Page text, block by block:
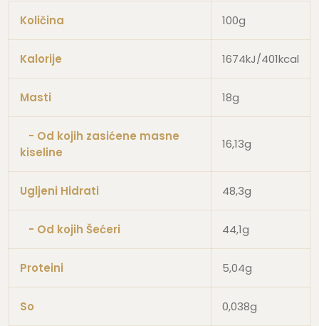
Količina 100g
Kalorije 1674kJ/401kcal
Masti 18g
- Od kojih zasićene masne
kiseline
16,13g
Ugljeni Hidrati 48,3g
- Od kojih Šećeri 44,1g
Proteini 5,04g
So 0,038g